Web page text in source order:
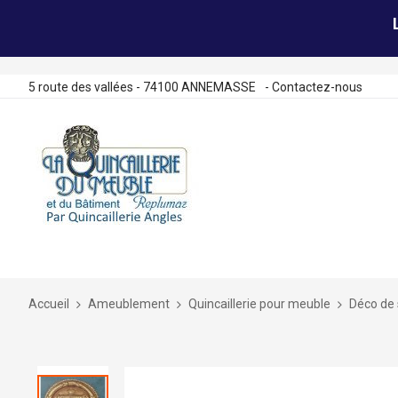
5 route des vallées - 74100 ANNEMASSE - Contactez-nous
Accueil Ameublement Quincaillerie pour meuble Déco de
Skip
to